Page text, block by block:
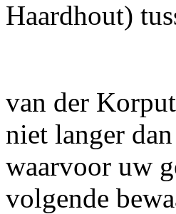
Haardhout)
van der
niet langer
waarvoor uw
volgende